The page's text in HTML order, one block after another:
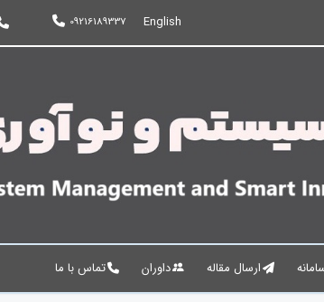
English
09216189337
ارسال مقاله داوران تماس با ما